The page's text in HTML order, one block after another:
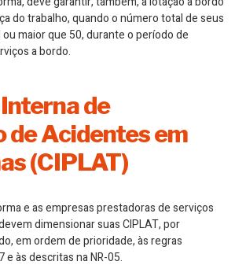
do trabalho, quando o número total de seus
maior que 50, durante o período de
a bordo.
de
de Acidentes em
(CIPLAT)
e as empresas prestadoras de serviços
dimensionar suas CIPLAT, por
em ordem de prioridade, às regras
e às descritas na NR-05.